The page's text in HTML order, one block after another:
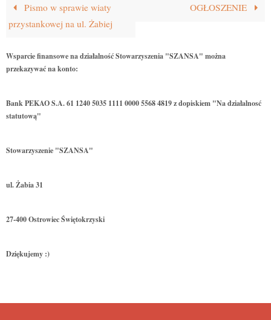
Pismo w sprawie wiaty
przystankowej na ul. Żabiej
OGŁOSZENIE
Wsparcie finansowe na działalność Stowarzyszenia "SZANSA" można
przekazywać na konto:
Bank PEKAO S.A. 61 1240 5035 1111 0000 5568 4819 z dopiskiem "Na działalnosć
statutową"
Stowarzyszenie "SZANSA"
ul. Żabia 31
27-400 Ostrowiec Świętokrzyski
Dziękujemy :)